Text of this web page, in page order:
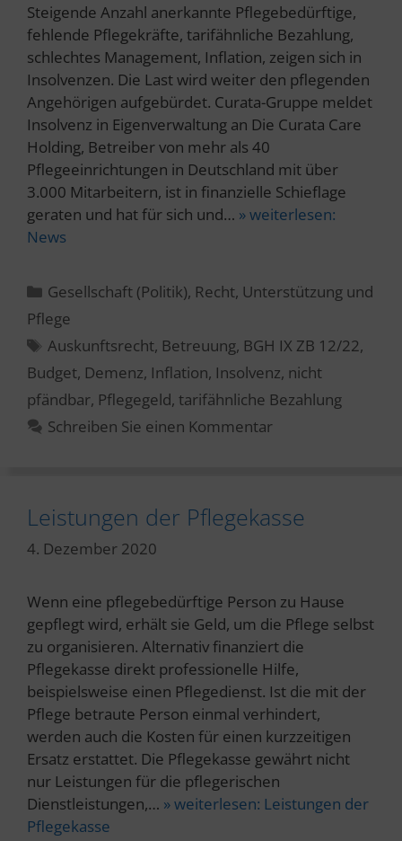
Steigende Anzahl anerkannte Pflegebedürftige,
fehlende Pflegekräfte, tarifähnliche Bezahlung,
schlechtes Management, Inflation, zeigen sich in
Insolvenzen. Die Last wird weiter den pflegenden
Angehörigen aufgebürdet. Curata-Gruppe meldet
Insolvenz in Eigenverwaltung an Die Curata Care
Holding, Betreiber von mehr als 40
Pflegeeinrichtungen in Deutschland mit über
3.000 Mitarbeitern, ist in finanzielle Schieflage
geraten und hat für sich und… » weiterlesen:
News
Kategorien
Gesellschaft (Politik), Recht, Unterstützung und
Pflege
Schlagwörter
Auskunftsrecht, Betreuung, BGH IX ZB 12/22,
Budget, Demenz, Inflation, Insolvenz, nicht
pfändbar, Pflegegeld, tarifähnliche Bezahlung
Schreiben Sie einen Kommentar
Leistungen der Pflegekasse
4. Dezember 2020
Wenn eine pflegebedürftige Person zu Hause
gepflegt wird, erhält sie Geld, um die Pflege selbst
zu organisieren. Alternativ finanziert die
Pflegekasse direkt professionelle Hilfe,
beispielsweise einen Pflegedienst. Ist die mit der
Pflege betraute Person einmal verhindert,
werden auch die Kosten für einen kurzzeitigen
Ersatz erstattet. Die Pflegekasse gewährt nicht
nur Leistungen für die pflegerischen
Dienstleistungen,… » weiterlesen: Leistungen der
Pflegekasse